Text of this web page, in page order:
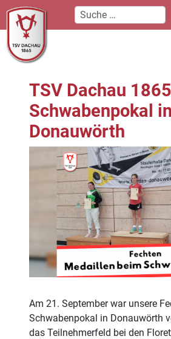
TSV Dachau
Schwabenpokal in
Donauwörth
Am 21. September war unsere
Schwabenpokal in Donauwörth
das Teilnehmerfeld bei den